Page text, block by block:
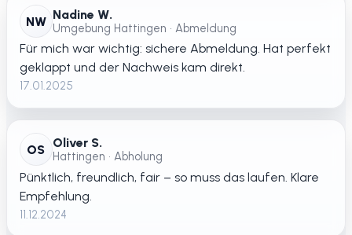
NW Nadine W.
Umgebung Hattingen • Abmeldung
Für mich war wichtig: sichere Abmeldung. Hat perfekt
geklappt und der Nachweis kam direkt.
17.01.2025
OS Oliver S.
Hattingen • Abholung
Pünktlich, freundlich, fair – so muss das laufen. Klare
Empfehlung.
11.12.2024